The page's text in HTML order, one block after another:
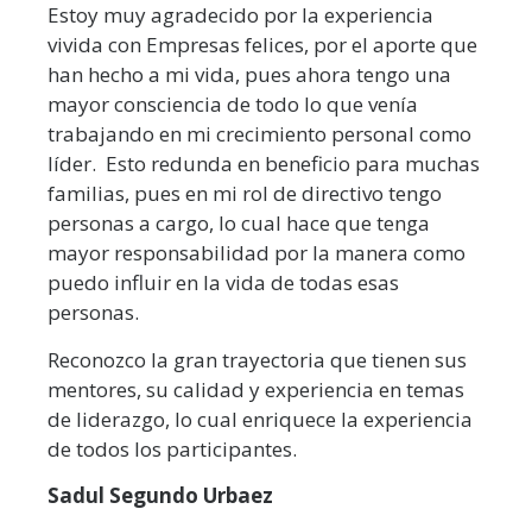
Estoy muy agradecido por la experiencia
vivida con Empresas felices, por el aporte que
han hecho a mi vida, pues ahora tengo una
mayor consciencia de todo lo que venía
trabajando en mi crecimiento personal como
líder. Esto redunda en beneficio para muchas
familias, pues en mi rol de directivo tengo
personas a cargo, lo cual hace que tenga
mayor responsabilidad por la manera como
puedo influir en la vida de todas esas
personas.
Reconozco la gran trayectoria que tienen sus
mentores, su calidad y experiencia en temas
de liderazgo, lo cual enriquece la experiencia
de todos los participantes.
Sadul Segundo Urbaez